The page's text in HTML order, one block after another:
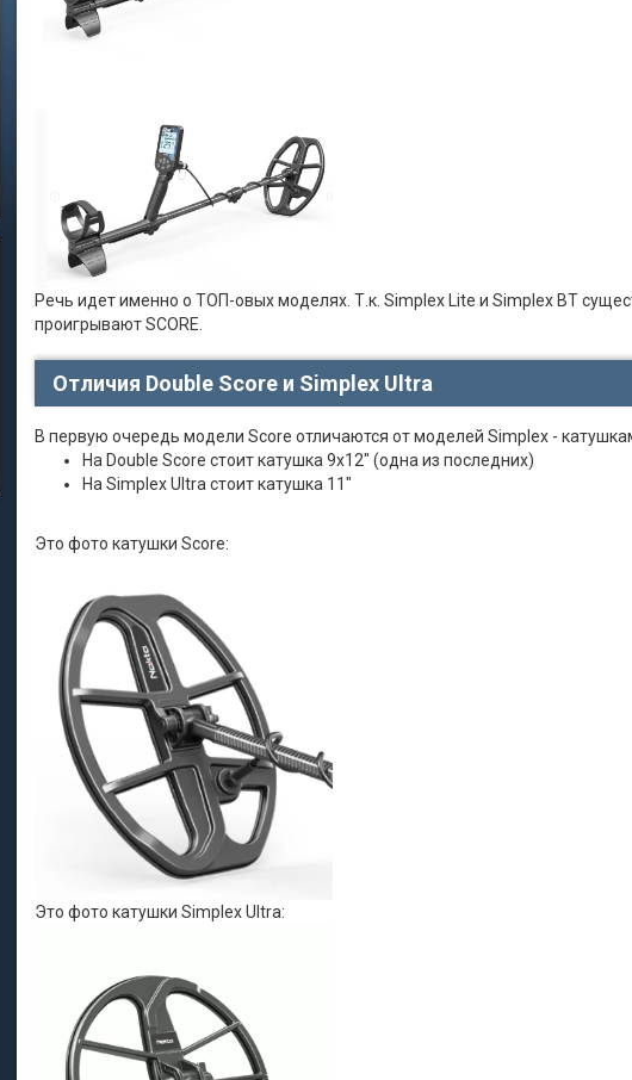
Речь идет именно о ТОП-овых моделях. Т.к. Simplex Lite и Simplex BT
проигрывают SCORE.
Отличия Double Score и Simplex Ultra
В первую очередь модели Score отличаются от моделей Simplex -
На Double Score стоит катушка 9х12" (одна из последних)
На Simplex Ultra стоит катушка 11"
Это фото катушки Score:
Это фото катушки Simplex Ultra: